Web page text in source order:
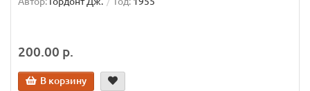
200.00 р.
В корзину